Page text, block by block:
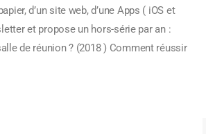
d’un site web, d’une Apps ( iOS et
et propose un hors-série par an :
de réunion ? (2018 ) Comment réussir